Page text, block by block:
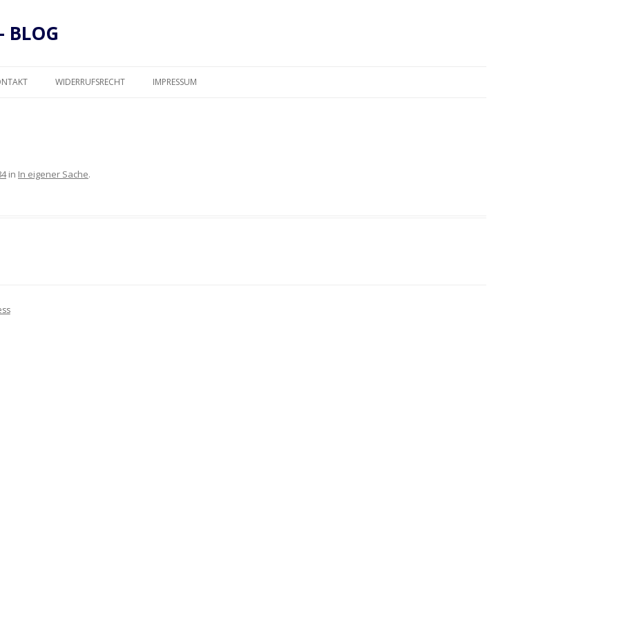
BLOG
Inhalt
WIDERRUFSRECHT IMPRESSUM
in In eigener Sache.